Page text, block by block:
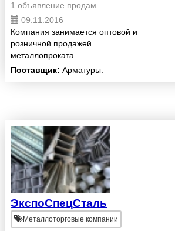
1 объявление продам
09.11.2016
Компания занимается оптовой и
розничной продажей
металлопроката
Поставщик: Арматуры.
ЭкспоСпецСталь
Металлоторговые компании